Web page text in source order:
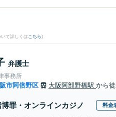
て詳しくはこちら)
弁護士
事務所
市阿倍野区 大阪阿部野橋駅 から
博罪・オンラインカジノ 料金